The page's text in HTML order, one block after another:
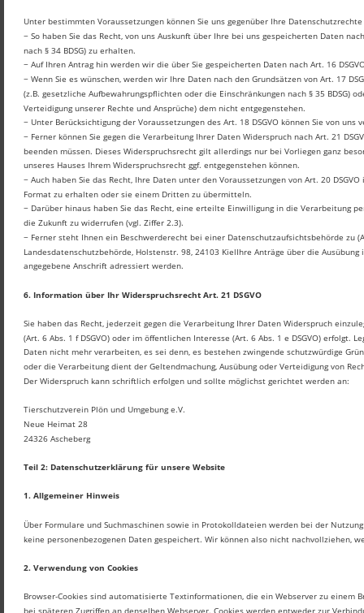
Unter bestimmten Voraussetzungen können Sie uns gegenüber Ihre
− So haben Sie das Recht, von uns Auskunft über Ihre bei uns gespeicherten Daten
nach § 34 BDSG) zu erhalten.
− Auf Ihren Antrag hin werden wir die über Sie gespeicherten Daten nach Art. 16
− Wenn Sie es wünschen, werden wir Ihre Daten nach den Grundsätzen von Art. 17
(z.B. gesetzliche Aufbewahrungspflichten oder die Einschränkungen nach § 35 BDSG)
Verteidigung unserer Rechte und Ansprüche) dem nicht entgegenstehen.
− Unter Berücksichtigung der Voraussetzungen des Art. 18 DSGVO können Sie von
− Ferner können Sie gegen die Verarbeitung Ihrer Daten Widerspruch nach Art. 21
beenden müssen. Dieses Widerspruchsrecht gilt allerdings nur bei Vorliegen ganz
unseres Hauses Ihrem Widerspruchsrecht ggf. entgegenstehen können.
− Auch haben Sie das Recht, Ihre Daten unter den Voraussetzungen von Art. 20
Format zu erhalten oder sie einem Dritten zu übermitteln.
− Darüber hinaus haben Sie das Recht, eine erteilte Einwilligung in die Verarbeitung
die Zukunft zu widerrufen (vgl. Ziffer 2.3).
− Ferner steht Ihnen ein Beschwerderecht bei einer Datenschutzaufsichtsbehörde zu
Landesdatenschutzbehörde, Holstenstr. 98, 24103 KielIhre Anträge über die
angegebene Anschrift adressiert werden.
6. Information über Ihr Widerspruchsrecht Art. 21 DSGVO
Sie haben das Recht, jederzeit gegen die Verarbeitung Ihrer Daten Widerspruch
(Art. 6 Abs. 1 f DSGVO) oder im öffentlichen Interesse (Art. 6 Abs. 1 e DSGVO) erfolgt.
Daten nicht mehr verarbeiten, es sei denn, es bestehen zwingende schutzwürdige
oder die Verarbeitung dient der Geltendmachung, Ausübung oder Verteidigung von
Der Widerspruch kann schriftlich erfolgen und sollte möglichst gerichtet werden an:
Tierschutzverein Plön und Umgebung e.V.
Neue Heimat 28
24326 Ascheberg
Teil 2: Datenschutzerklärung für unsere Website
1. Allgemeiner Hinweis
Über Formulare und Suchmaschinen sowie in Protokolldateien werden bei der
keine personenbezogenen Daten gespeichert. Wir können also nicht nachvollziehen,
2. Verwendung von Cookies
Browser-Cookies sind automatisierte Textinformationen, die ein Webserver zu
bei späteren Zugriffen an denselben Webserver. Cookies werden entweder zur